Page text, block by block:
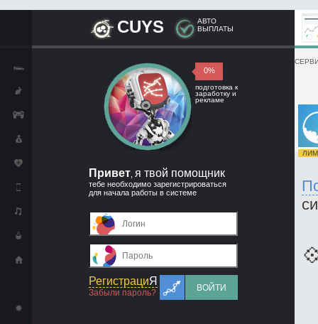
CUYS
АВТО
ВЫПЛАТЫ
0%
подготовка к
заработку и
рекламе
Привет я твой помощник
тебе необходимо зарегистрироваться
для начала работы в системе
РегистрациЯ
Забыли пароль?
ВОЙТИ